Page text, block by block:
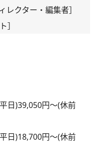
クター・編集者］
］
日)39,050円～(休前
日)18,700円～(休前